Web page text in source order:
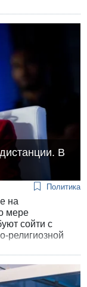
на своей
В
Политика
на
мере
сойти с
религиозной
1,8%
барьера.